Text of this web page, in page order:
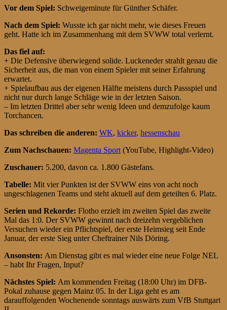
Vor dem Spiel: Schweigeminute für Günther Schäfer.
Nach dem Spiel: Wusste ich gar nicht mehr, wie dieses Freuen
geht. Hatte ich im Zusammenhang mit dem SVWW total verlernt.
Das fiel auf:
+ Die Defensive überwiegend solide. Luckeneder strahlt genau die
Sicherheit aus, die man von einem Spieler mit seiner Erfahrung
erwartet.
+ Spielaufbau aus der eigenen Hälfte meistens durch Passspiel und
nicht nur durch lange Schläge wie in der letzten Saison.
– Im letzten Drittel aber sehr wenig Ideen und demzufolge kaum
Torchancen.
Das schreiben die anderen: WK, kicker, hessenschau
Zum Nachschauen: Magenta Sport (YouTube, Highlight-Video)
Zuschauer: 5.200, davon ca. 1.800 Gästefans.
Tabelle: Mit vier Punkten ist der SVWW eins von acht noch
ungeschlagenen Teams und steht aktuell auf dem geteilten 6. Platz.
Serien und Rekorde: Flotho erzielt im zweiten Spiel das zweite
Mal das 1:0. Der SVWW gewinnt nach dreizehn vergeblichen
Versuchen wieder ein Pflichtspiel, der erste Heimsieg seit Ende
Januar, der erste Sieg unter Cheftrainer Nils Döring.
Ansonsten: Am Dienstag gibt es mal wieder eine neue Folge NEL
– habt Ihr Fragen, Input?
Nächstes Spiel: Am kommenden Freitag (18:00 Uhr) im DFB-
Pokal zuhause gegen Mainz 05. In der Liga geht es am
darauffolgenden Wochenende sonntags auswärts zum VfB Stuttgart